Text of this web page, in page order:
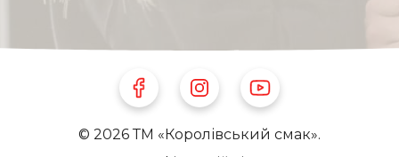
© 2026 ТМ «Королівський смак».
Follow Us on Facebook
Follow Us on Instagram
Follow Us on Youtube